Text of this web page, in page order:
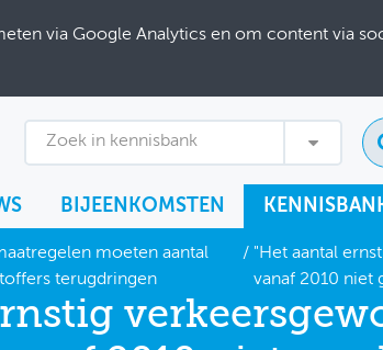
via Google Analytics en om content via
Zoek in kennisbank
BIJEENKOMSTEN
moeten aantal
terugdringen
/ "Het aantal
vanaf 2010 niet